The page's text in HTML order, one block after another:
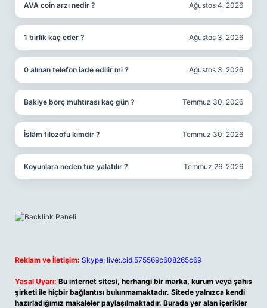
AVA coin arzı nedir ? Ağustos 4, 2026
1 birlik kaç eder ? Ağustos 3, 2026
0 alınan telefon iade edilir mi ? Ağustos 3, 2026
Bakiye borç muhtırası kaç gün ? Temmuz 30, 2026
İslâm filozofu kimdir ? Temmuz 30, 2026
Koyunlara neden tuz yalatılır ? Temmuz 26, 2026
Reklam ve İletişim: Skype: live:.cid.575569c608265c69
Yasal Uyarı: Bu internet sitesi, herhangi bir marka, kurum veya şahıs
şirketi ile hiçbir bağlantısı bulunmamaktadır. Sitede yalnızca kendi
hazırladığımız makaleler paylaşılmaktadır. Burada yer alan içerikler